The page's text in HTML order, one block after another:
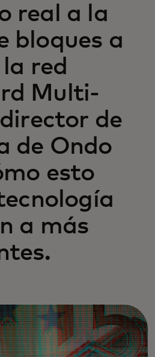
real a la
bloques a
red
Multi-
de
de Ondo
esto
a más